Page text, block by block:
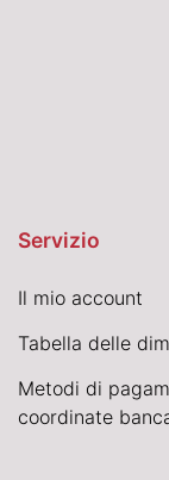
Servizio
Il mio account
Tabella delle
Metodi di
coordinate